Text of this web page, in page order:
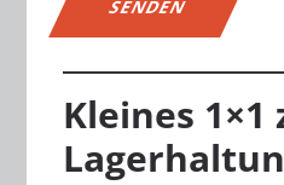
Kleines 1×1